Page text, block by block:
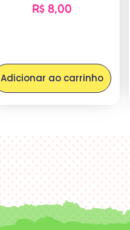
R$8,00
Adicionar ao carrinho